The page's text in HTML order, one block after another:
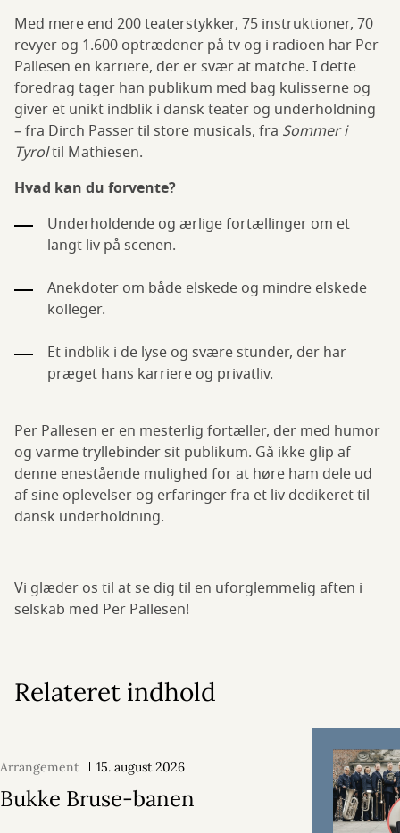
Med mere end 200 teaterstykker, 75 instruktioner, 70
revyer og 1.600 optrædener på tv og i radioen har Per
Pallesen en karriere, der er svær at matche. I dette
foredrag tager han publikum med bag kulisserne og
giver et unikt indblik i dansk teater og underholdning
– fra Dirch Passer til store musicals, fra Sommer i
Tyroltil Mathiesen.
Hvad kan du forvente?
Underholdende og ærlige fortællinger om et
langt liv på scenen.
Anekdoter om både elskede og mindre elskede
kolleger.
Et indblik i de lyse og svære stunder, der har
præget hans karriere og privatliv.
Per Pallesen er en mesterlig fortæller, der med humor
og varme tryllebinder sit publikum. Gå ikke glip af
denne enestående mulighed for at høre ham dele ud
af sine oplevelser og erfaringer fra et liv dedikeret til
dansk underholdning.
Vi glæder os til at se dig til en uforglemmelig aften i
selskab med Per Pallesen!
Relateret indhold
Arrangement 15. august 2026
Bukke Bruse-banen